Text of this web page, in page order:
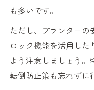
も多いです。
ただし、プランター
ロック機能を活用し
よう注意しましょう。
転倒防止策も忘れずに